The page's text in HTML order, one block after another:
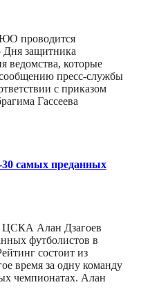
проводится
Дня защитника
ведомства, которые
пресс-службы
с приказом
Гассеева
самых преданных
ЦСКА Алан Дзагоев
футболистов в
состоит из
время за одну команду
чемпионатах. Алан